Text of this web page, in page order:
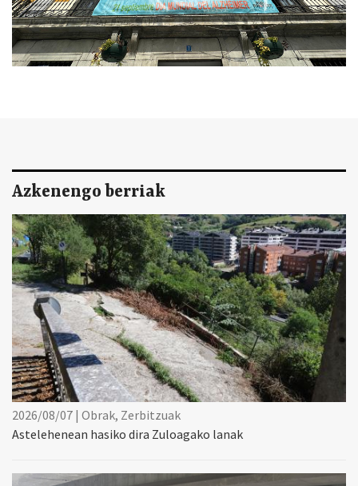
Azkenengo berriak
2026/08/07 | Obrak, Zerbitzuak
Astelehenean hasiko dira Zuloagako lanak